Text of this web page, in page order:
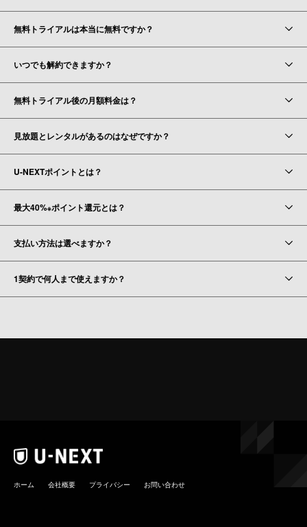
無料トライアルは本当に無料ですか？
いつでも解約できますか？
無料トライアル後の月額料金は？
見放題とレンタルがあるのはなぜですか？
U-NEXTポイントとは？
最大40%※ポイント還元とは？
支払い方法は選べますか？
1契約で何人まで使えますか？
ホーム 会社概要 プライバシー お問い合わせ